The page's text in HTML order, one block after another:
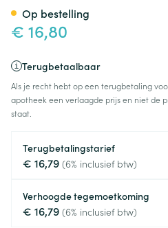
€ 16,80
Terugbetaalbaar
Als je recht hebt op een terugbetaling
apotheek een verlaagde prijs en niet de
staat.
Terugbetalingstarief
€ 16,79 (6% inclusief btw)
Verhoogde tegemoetkoming
€ 16,79 (6% inclusief btw)
Op bestelling